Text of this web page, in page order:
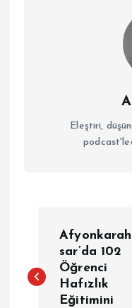
Eleştiri,
z
sar’da 102
Öğrenci
Hafızlık
Eğitimini